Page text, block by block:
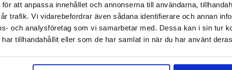
att anpassa innehållet och annonserna till användarna,
trafik. Vi vidarebefordrar även sådana identifierare och annan
och analysföretag som vi samarbetar med. Dessa kan i sin tur
tillhandahållit eller som de har samlat in när du har använt